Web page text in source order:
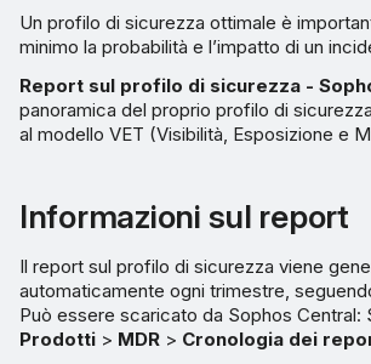
Esposizione
Minacce
Un profilo di sicurezza ottimale è
minimo la probabilità e l’impatto di un
Report sul profilo di sicurezza -
panoramica del proprio profilo di
al modello VET (Visibilità, Esposizione e
Informazioni sul report
Il report sul profilo di sicurezza viene
automaticamente ogni trimestre,
Può essere scaricato da Sophos Central:
Prodotti > MDR > Cronologia dei